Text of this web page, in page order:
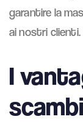
garantire la
ai nostri clienti.
I